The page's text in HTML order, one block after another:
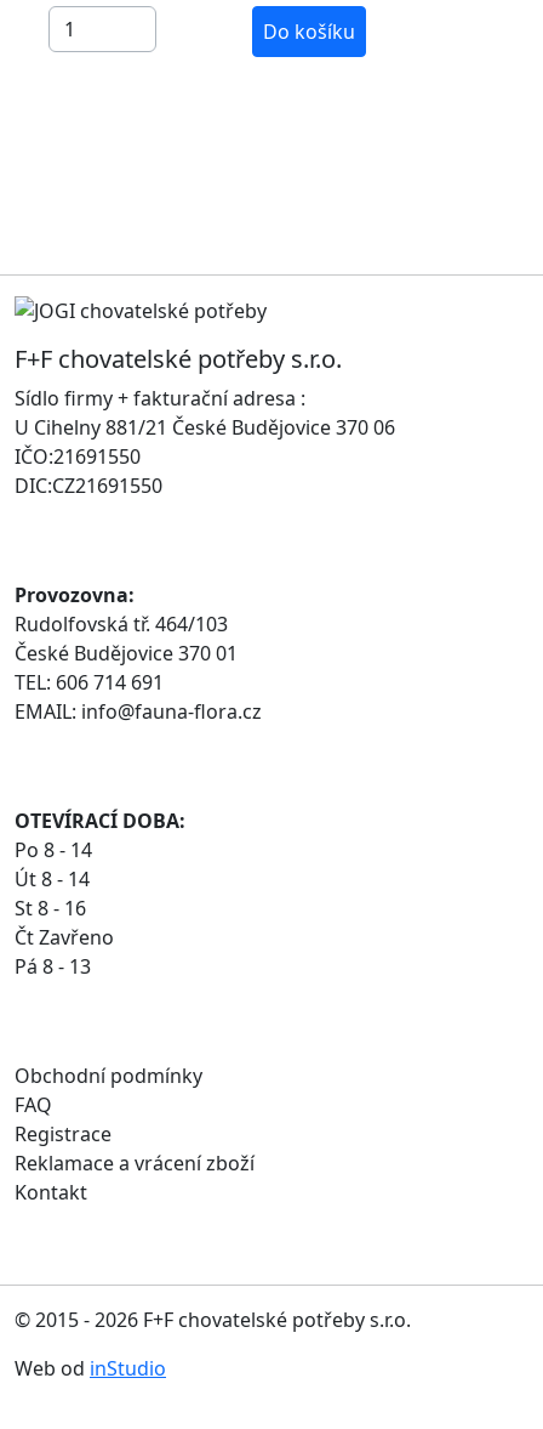
Do košíku
F+F chovatelské potřeby s.r.o.
Sídlo firmy + fakturační adresa :
U Cihelny 881/21 České Budějovice 370 06
IČO:21691550
DIC:CZ21691550
Provozovna:
Rudolfovská tř. 464/103
České Budějovice 370 01
TEL: 606 714 691
EMAIL: info@fauna-flora.cz
OTEVÍRACÍ DOBA:
Po 8 - 14
Út 8 - 14
St 8 - 16
Čt Zavřeno
Pá 8 - 13
Obchodní podmínky
FAQ
Registrace
Reklamace a vrácení zboží
Kontakt
© 2015 - 2026 F+F chovatelské potřeby s.r.o.
Web od inStudio